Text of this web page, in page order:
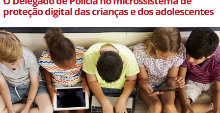
proteção digital das crianças e dos adolescentes